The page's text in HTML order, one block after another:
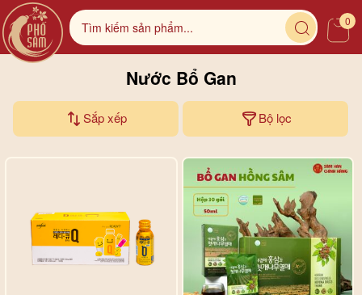
0
Nước Bổ Gan
Sắp xếp Bộ lọc